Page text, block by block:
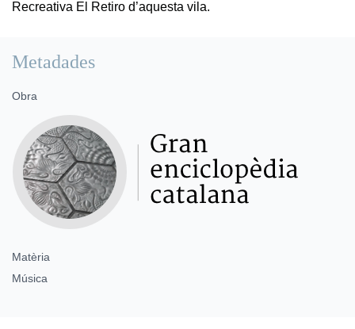
Recreativa El Retiro d’aquesta vila.
Metadades
Obra
Matèria
Música